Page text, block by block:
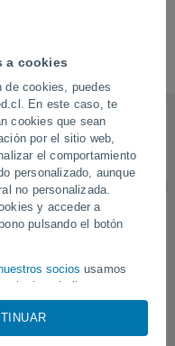
a cookies
de cookies, puedes
En este caso, te
cookies que sean
por el sitio web,
el comportamiento
personalizado, aunque
no personalizada.
y acceder a
pulsando el botón
socios usamos
similares para
personales como su
IP y los
que algunos
Eden